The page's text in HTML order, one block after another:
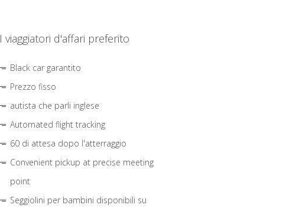
I viaggiatori d'affari preferito
Black car garantito
Prezzo fisso
autista che parli inglese
Automated flight tracking
60 di attesa dopo l'atterraggio
Convenient pickup at precise meeting
point
Seggiolini per bambini disponibili su